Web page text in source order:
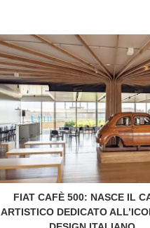
FIAT CAFÈ 500: NASCE IL
ARTISTICO DEDICATO